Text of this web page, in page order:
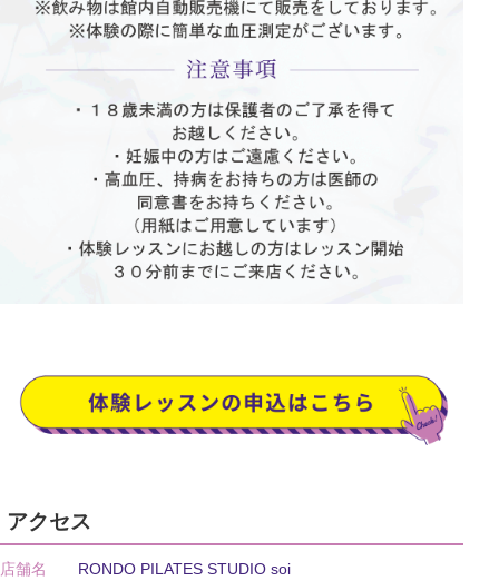
アクセス
店舗名 RONDO PILATES STUDIO soi